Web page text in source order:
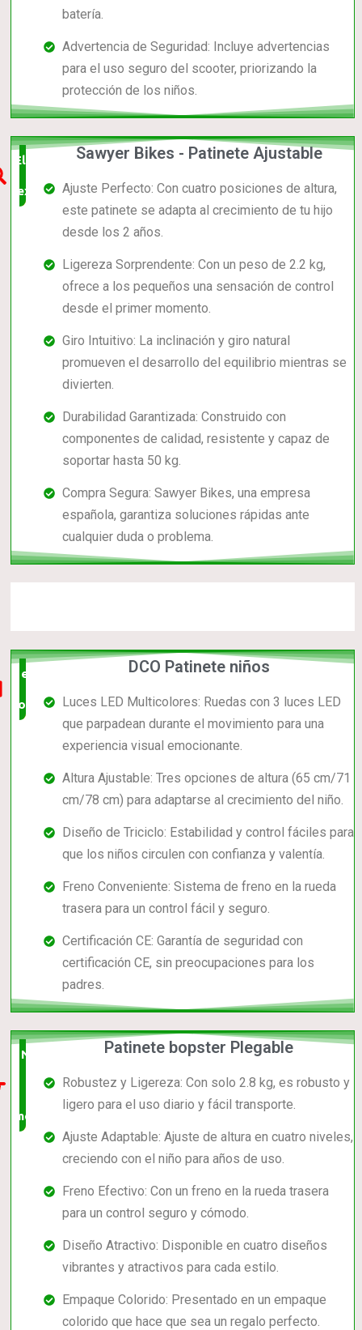
batería.
Advertencia de Seguridad: Incluye advertencias
para el uso seguro del scooter, priorizando la
protección de los niños.
Elección
experta
Sawyer Bikes - Patinete Ajustable
Ajuste Perfecto: Con cuatro posiciones de altura,
este patinete se adapta al crecimiento de tu hijo
desde los 2 años.
Ligereza Sorprendente: Con un peso de 2.2 kg,
ofrece a los pequeños una sensación de control
desde el primer momento.
Giro Intuitivo: La inclinación y giro natural
promueven el desarrollo del equilibrio mientras se
divierten.
Durabilidad Garantizada: Construido con
componentes de calidad, resistente y capaz de
soportar hasta 50 kg.
Compra Segura: Sawyer Bikes, una empresa
española, garantiza soluciones rápidas ante
cualquier duda o problema.
el mas
completo
DCO Patinete niños
Luces LED Multicolores: Ruedas con 3 luces LED
que parpadean durante el movimiento para una
experiencia visual emocionante.
Altura Ajustable: Tres opciones de altura (65 cm/71
cm/78 cm) para adaptarse al crecimiento del niño.
Diseño de Triciclo: Estabilidad y control fáciles para
que los niños circulen con confianza y valentía.
Freno Conveniente: Sistema de freno en la rueda
trasera para un control fácil y seguro.
Certificación CE: Garantía de seguridad con
certificación CE, sin preocupaciones para los
padres.
Nuevo
en el
mercado
Patinete bopster Plegable
Robustez y Ligereza: Con solo 2.8 kg, es robusto y
ligero para el uso diario y fácil transporte.
Ajuste Adaptable: Ajuste de altura en cuatro niveles,
creciendo con el niño para años de uso.
Freno Efectivo: Con un freno en la rueda trasera
para un control seguro y cómodo.
Diseño Atractivo: Disponible en cuatro diseños
vibrantes y atractivos para cada estilo.
Empaque Colorido: Presentado en un empaque
colorido que hace que sea un regalo perfecto.